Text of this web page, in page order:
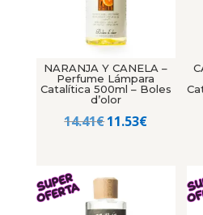
NARANJA Y CANELA –
Perfume Lámpara
Catalítica 500ml – Boles
d’olor
14.41€El
era:
14.41€.
11.53€El
11.53€.